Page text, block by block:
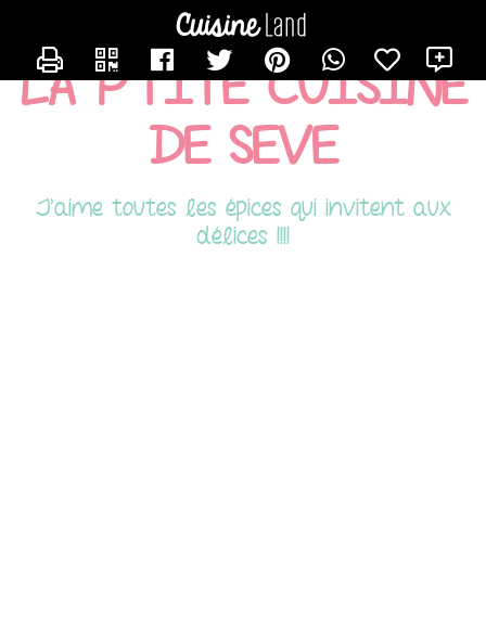
LA P'TITE CUISINE
DE SEVE
J'aime toutes les épices qui invitent aux
délices !!!!
CONTACTER SEVERINE